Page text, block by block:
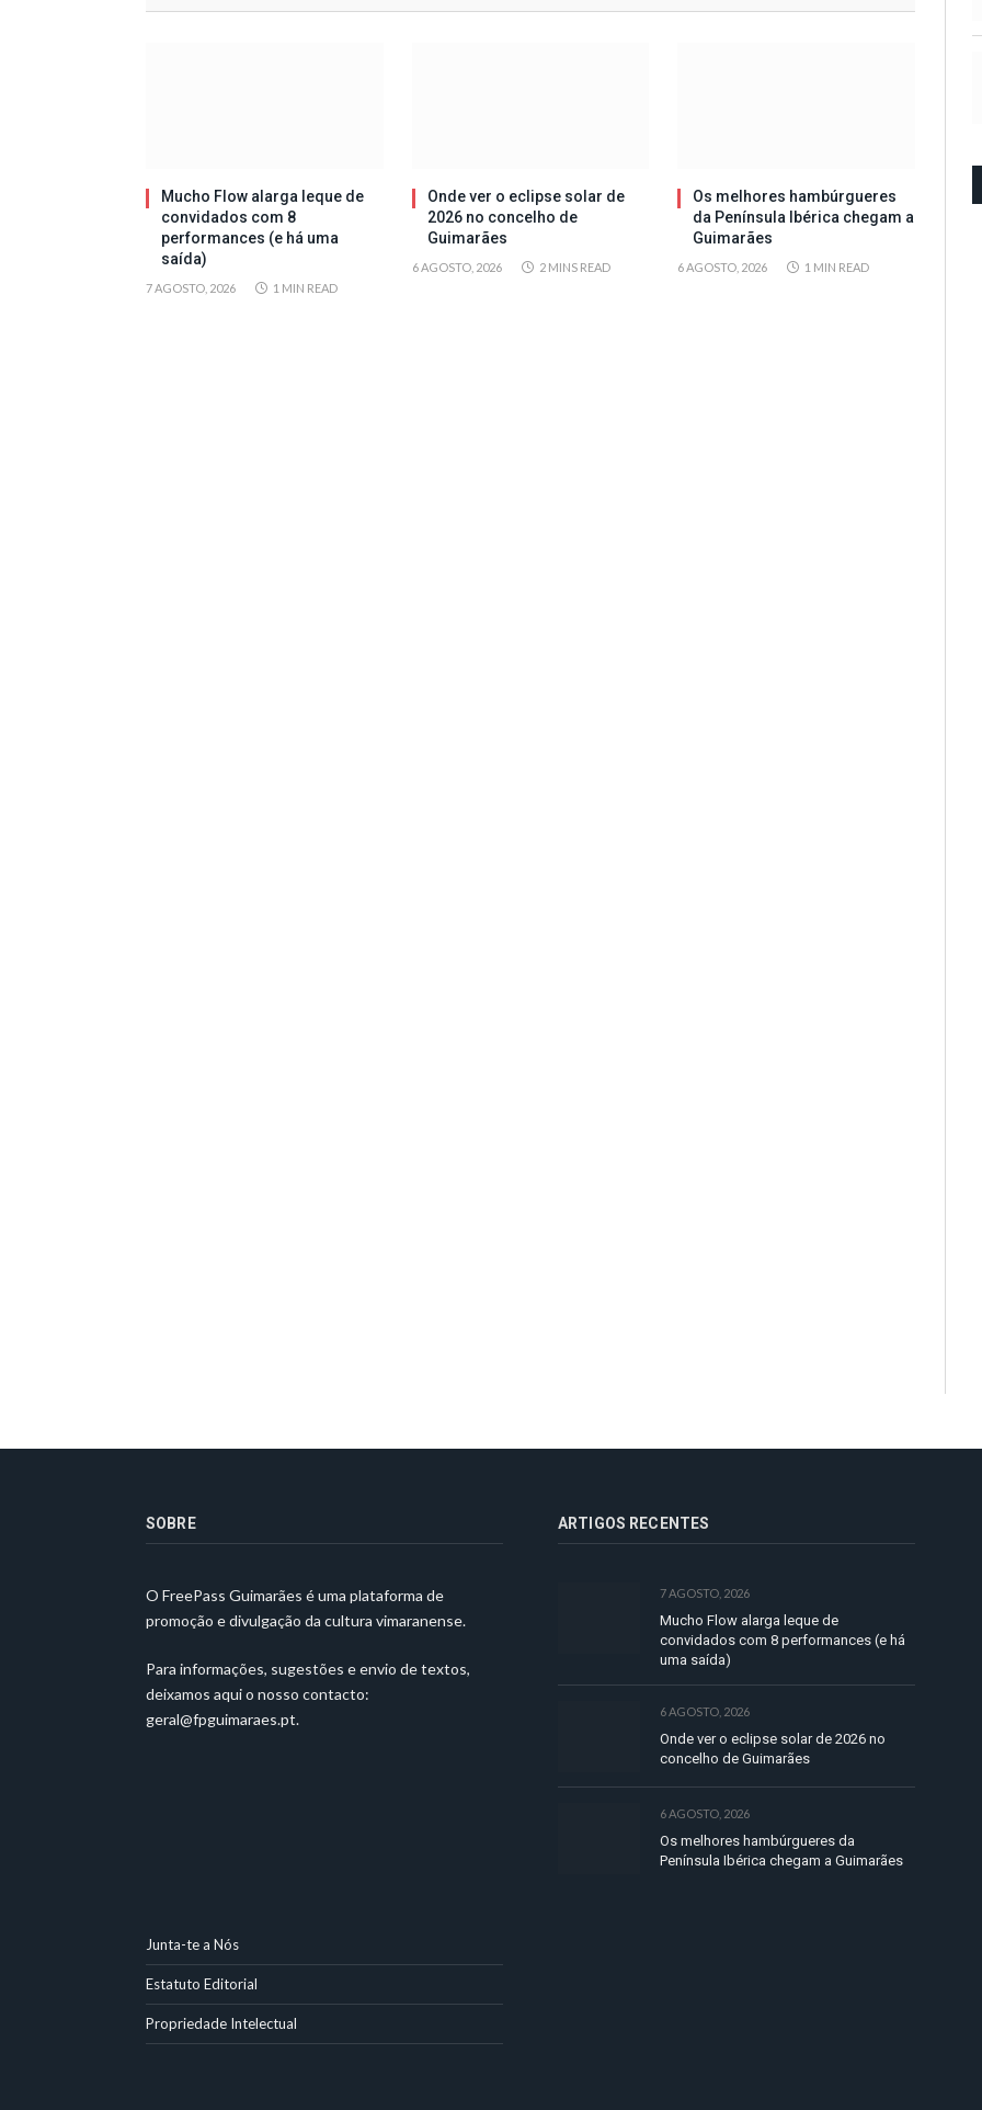
Mucho Flow alarga leque de
convidados com 8
performances (e há uma
saída)
7 AGOSTO, 2026 1 MIN READ
Onde ver o eclipse solar de
2026 no concelho de
Guimarães
6 AGOSTO, 2026 2 MINS READ
Os melhores hambúrgueres
da Península Ibérica chegam a
Guimarães
6 AGOSTO, 2026 1 MIN READ
SOBRE
O FreePass Guimarães é uma plataforma de
promoção e divulgação da cultura vimaranense.
Para informações, sugestões e envio de textos,
deixamos aqui o nosso contacto:
geral@fpguimaraes.pt.
ARTIGOS RECENTES
7 AGOSTO, 2026
Mucho Flow alarga leque de
convidados com 8 performances (e há
uma saída)
6 AGOSTO, 2026
Onde ver o eclipse solar de 2026 no
concelho de Guimarães
6 AGOSTO, 2026
Os melhores hambúrgueres da
Península Ibérica chegam a Guimarães
Junta-te a Nós
Estatuto Editorial
Propriedade Intelectual